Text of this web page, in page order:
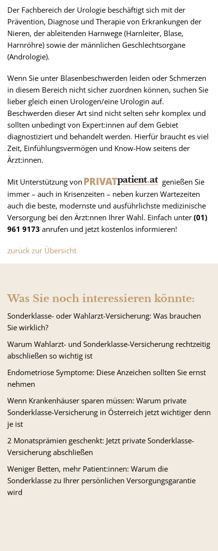
Der Fachbereich der Urologie beschäftigt sich mit der
Prävention, Diagnose und Therapie von Erkrankungen der
Nieren, der ableitenden Harnwege (Harnleiter, Blase,
Harnröhre) sowie der männlichen Geschlechtsorgane
(Andrologie).
Wenn Sie unter Blasenbeschwerden leiden oder Schmerzen
in diesem Bereich nicht sicher zuordnen können, suchen Sie
lieber gleich einen Urologen/eine Urologin auf.
Beschwerden dieser Art sind nicht selten sehr komplex und
sollten unbedingt von Expert:innen auf dem Gebiet
diagnostiziert und behandelt werden. Hierfür braucht es viel
Zeit, Einfühlungsvermögen und Know-How seitens der
Ärzt:innen.
Mit Unterstützung von
genießen Sie
immer – auch in Krisenzeiten – neben kurzen Wartezeiten
auch die beste, modernste und ausführlichste medizinische
Versorgung bei den Ärzt:nnen Ihrer Wahl. Einfach unter (01)
961 9173 anrufen und jetzt kostenlos informieren!
zurück zur Übersicht
Was Sie noch interessieren könnte:
Sonderklasse- oder Wahlarzt-Versicherung: Was brauchen
Sie wirklich?
Warum Wahlarzt- und Sonderklasse-Versicherung rechtzeitig
abschließen so wichtig ist
Endometriose Symptome: Diese Anzeichen sollten Sie ernst
nehmen
Wenn Krankenhäuser sparen müssen: Warum private
Sonderklasse-Versicherung in Österreich jetzt wichtiger denn
je ist
2 Monatsprämien geschenkt: Jetzt private Sonderklasse-
Versicherung abschließen
Weniger Betten, mehr Patient:innen: Warum die
Sonderklasse zu Ihrer persönlichen Versorgungsgarantie
wird